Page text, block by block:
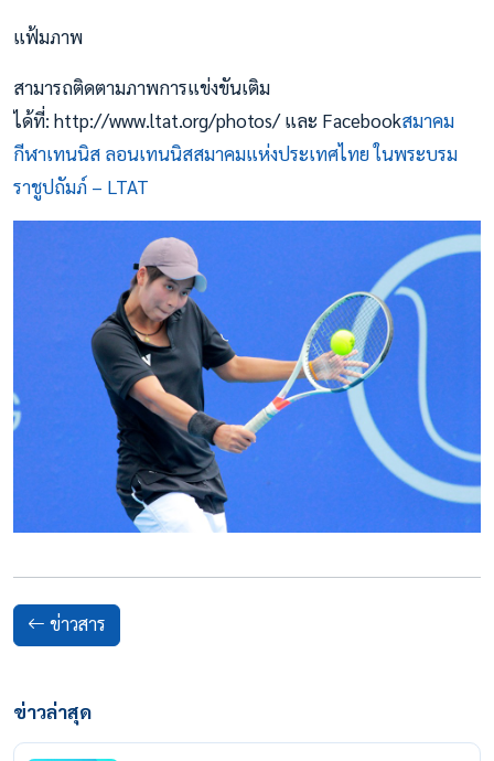
แฟ้มภาพ
สามารถติดตามภาพการแข่งขันเติม
ได้ที่: http://www.ltat.org/photos/ และ Facebookสมาคม
กีฬาเทนนิส ลอนเทนนิสสมาคมแห่งประเทศไทย ในพระบรม
ราชูปถัมภ์ – LTAT
ข่าวสาร
ข่าวล่าสุด